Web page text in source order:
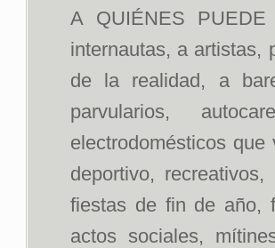
A QUIÉNES
internautas, a artistas,
de la realidad, a
parvularios,
electrodomésticos
deportivo,
fiestas de fin de año,
actos sociales,